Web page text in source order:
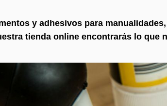
y adhesivos para
tienda online encontrarás lo que